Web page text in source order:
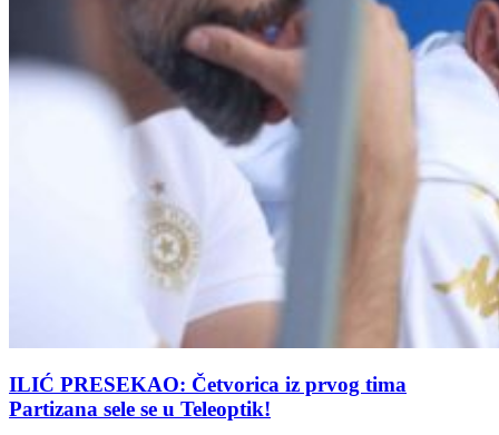
ILIĆ PRESEKAO: Četvorica iz prvog tima
Partizana sele se u Teleoptik!